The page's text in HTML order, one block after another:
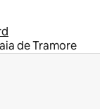
de Tramore